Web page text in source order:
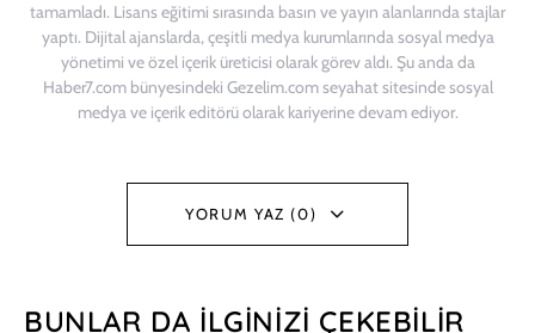
tamamladı. Lisans eğitimi sırasında basın ve yayın alanlarında stajlar
yaptı. Dijital ajanslarda, çeşitli medya kurumlarında sosyal medya
yönetimi ve özel içerik üreticisi olarak görev aldı. Şu anda da
Haber7.com bünyesindeki Gezelim.com seyahat sitesinde sosyal
medya ve içerik editörü olarak kariyerine devam ediyor.
YORUM YAZ (0)
BUNLAR DA İLGINIZI ÇEKEBILIR